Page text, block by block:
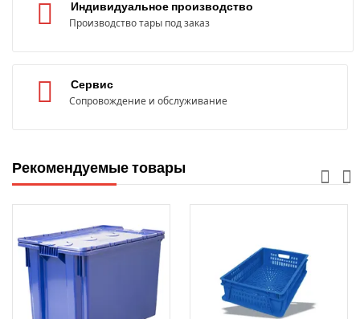
Индивидуальное производство
Производство тары под заказ
Сервис
Сопровождение и обслуживание
Рекомендуемые товары